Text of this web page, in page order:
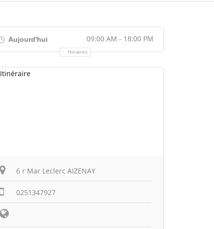
Aujourd'hui 09:00 AM - 18:00 PM
Horaires
Itinéraire
6 r Mar Leclerc AIZENAY
0251347927